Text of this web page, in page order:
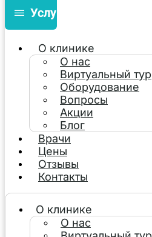
Услуги
О клинике
О нас
Виртуальный тур
Оборудование
Вопросы
Акции
Блог
Врачи
Цены
Отзывы
Контакты
О клинике
О нас